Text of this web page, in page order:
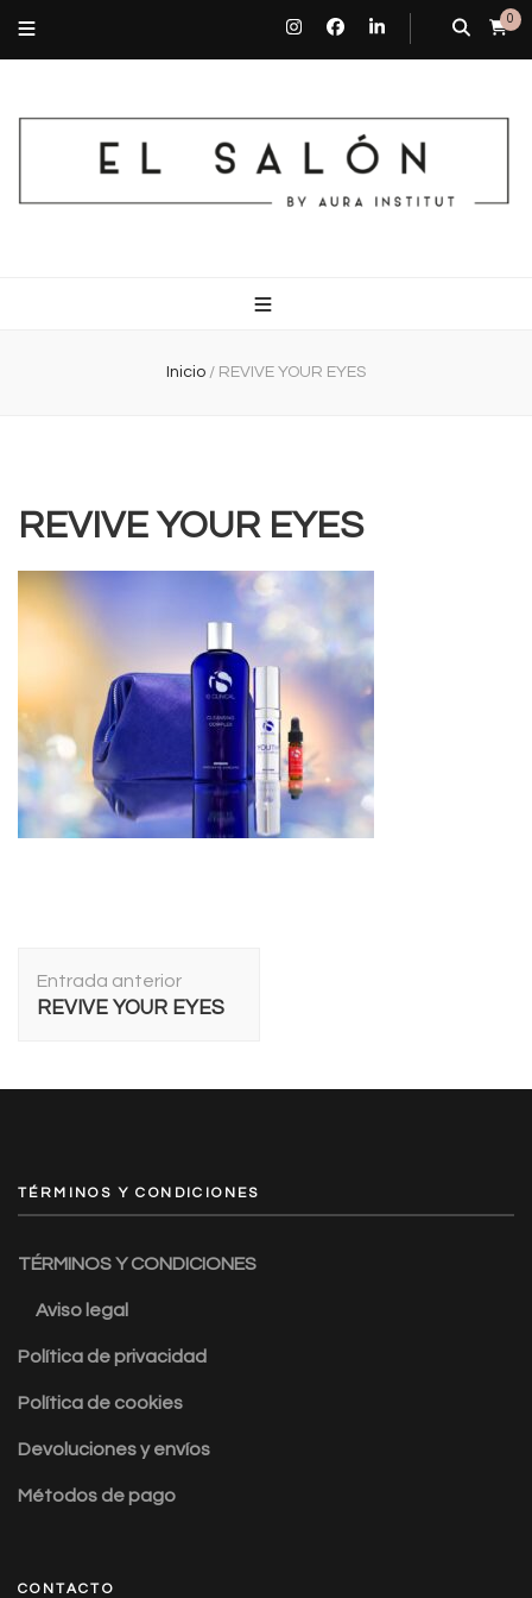
0
Inicio / REVIVE YOUR EYES
REVIVE YOUR EYES
de
entradas
Entrada anterior
REVIVE YOUR EYES
TÉRMINOS Y CONDICIONES
TÉRMINOS Y CONDICIONES
Aviso legal
Política de privacidad
Política de cookies
Devoluciones y envíos
Métodos de pago
CONTACTO